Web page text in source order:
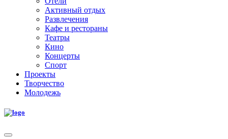
Активный отдых
Развлечения
Кафе и рестораны
Театры
Кино
Концерты
Спорт
Проекты
Творчество
Молодежь